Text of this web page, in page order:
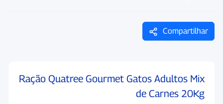
Compartilhar
Ração Quatree Gourmet Gatos Adultos Mix
de Carnes 20Kg